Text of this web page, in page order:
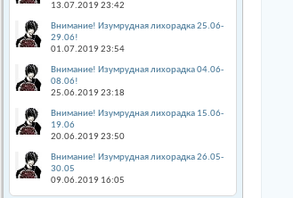
13.07.201923:42
Внимание! Изумрудная лихорадка 25.06-
29.06!
01.07.201923:54
Внимание! Изумрудная лихорадка 04.06-
08.06!
25.06.201923:18
Внимание! Изумрудная лихорадка 15.06-
19.06
20.06.201923:50
Внимание! Изумрудная лихорадка 26.05-
30.05
09.06.2019 16:05